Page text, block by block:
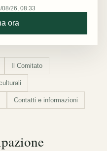
08/26, 08:33
ora
Il Comitato
Contatti e informazioni